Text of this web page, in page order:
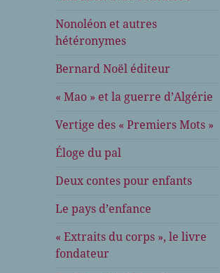
Nonoléon et autres
hétéronymes
Bernard Noël éditeur
« Mao » et la guerre d’Algérie
Vertige des « Premiers Mots »
Éloge du pal
Deux contes pour enfants
Le pays d’enfance
« Extraits du corps », le livre
fondateur